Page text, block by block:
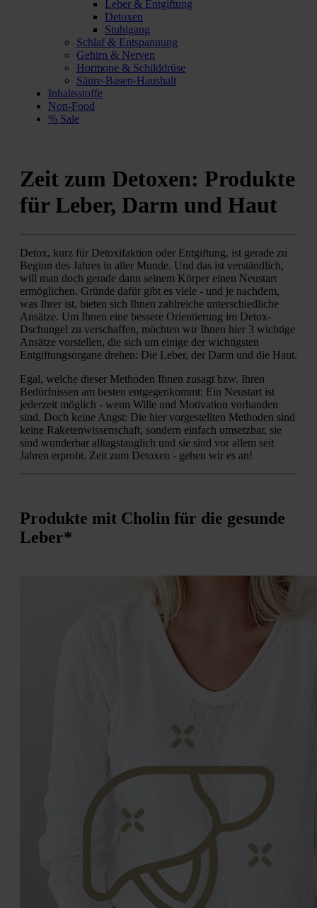
Leber & Entgiftung
Detoxen
Stuhlgang
Schlaf & Entspannung
Gehirn & Nerven
Hormone & Schilddrüse
Säure-Basen-Haushalt
Inhaltsstoffe
Non-Food
% Sale
Zeit zum Detoxen: Produkte
für Leber, Darm und Haut
Detox, kurz für Detoxifaktion oder Entgiftung, ist gerade zu
Beginn des Jahres in aller Munde. Und das ist verständlich,
will man doch gerade dann seinem Körper einen Neustart
ermöglichen. Gründe dafür gibt es viele - und je nachdem,
was Ihrer ist, bieten sich Ihnen zahlreiche unterschiedliche
Ansätze. Um Ihnen eine bessere Orientierung im Detox-
Dschungel zu verschaffen, möchten wir Ihnen hier 3 wichtige
Ansätze vorstellen, die sich um einige der wichtigsten
Entgiftungsorgane drehen: Die Leber, der Darm und die Haut.
Egal, welche dieser Methoden Ihnen zusagt bzw. Ihren
Bedürfnissen am besten entgegenkommt: Ein Neustart ist
jederzeit möglich - wenn Wille und Motivation vorhanden
sind. Doch keine Angst: Die hier vorgestellten Methoden sind
keine Raketenwissenschaft, sondern einfach umsetzbar, sie
sind wunderbar alltagstauglich und sie sind vor allem seit
Jahren erprobt. Zeit zum Detoxen - gehen wir es an!
Produkte mit Cholin für die gesunde
Leber*